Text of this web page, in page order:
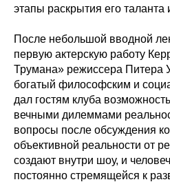
этапы раскрытия его
После небольшой вводной
первую актерскую работу
Трумана» режиссера Питера
богатый философским и
дал гостям клуба
вечными дилеммами
вопросы после обсуждения
объективной реальности от
создают внутри шоу, и
постоянно стремящейся к